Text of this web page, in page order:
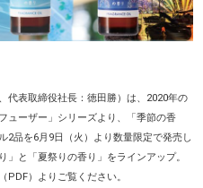
代表取締役社長：徳田勝）は、2020年の
ューザー」シリーズより、「季節の香
2品を6月9日（火）より数量限定で発売し
」と「夏祭りの香り」をラインアップ。
PDF）よりご覧ください。